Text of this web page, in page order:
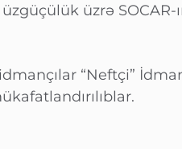
üzrə SOCAR-
“Neftçi”